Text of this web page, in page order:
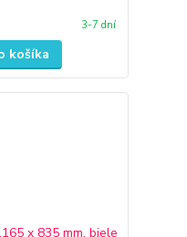
3-7 dní
košíka